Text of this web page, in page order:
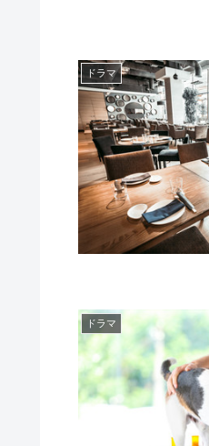
ドラマ
ドラマ